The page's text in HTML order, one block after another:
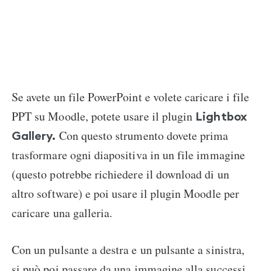
Se avete un file PowerPoint e volete caricare i file
PPT su Moodle, potete usare il plugin Lightbox
Gallery. Con questo strumento dovete prima
trasformare ogni diapositiva in un file immagine
(questo potrebbe richiedere il download di un
altro software) e poi usare il plugin Moodle per
caricare una galleria.
Con un pulsante a destra e un pulsante a sinistra,